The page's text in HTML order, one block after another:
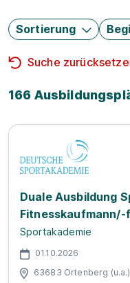
Sortierung
Suche
166
Duale Ausbildung
Fitnesskaufmann/-
Sportakademie
01.10.2026
63683 Ortenberg (u.a.)